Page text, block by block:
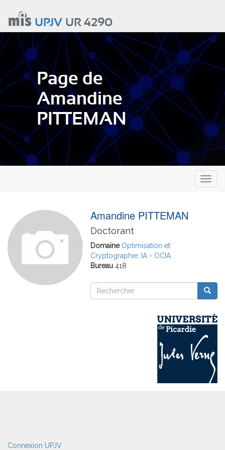
contenu
principal
UPJVUR 4290
Page de
Amandine
PITTEMAN
Amandine PITTEMAN
Doctorant
Domaine Optimisation et
Cryptographie, IA - OCIA
Bureau 418
Rechercher
User
Connexion UPJV